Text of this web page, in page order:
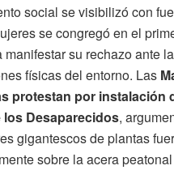
social se visibilizó con
se congregó en el
manifestar su rechazo ante
físicas del entorno. Las
protestan por instalación
los Desaparecidos,
gigantescos de plantas
sobre la acera